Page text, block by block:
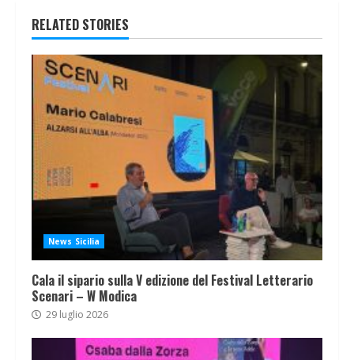
RELATED STORIES
News Sicilia
Cala il sipario sulla V edizione del Festival Letterario
Scenari – W Modica
29 luglio 2026